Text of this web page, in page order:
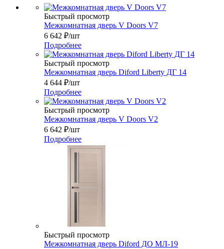
Быстрый просмотр
Межкомнатная дверь V Doors V7
6 642 ₽/шт
Подробнее
Быстрый просмотр
Межкомнатная дверь Diford Liberty ДГ 14
4 644 ₽/шт
Подробнее
Быстрый просмотр
Межкомнатная дверь V Doors V2
6 642 ₽/шт
Подробнее
Быстрый просмотр
Межкомнатная дверь Diford ДО МЛ-19